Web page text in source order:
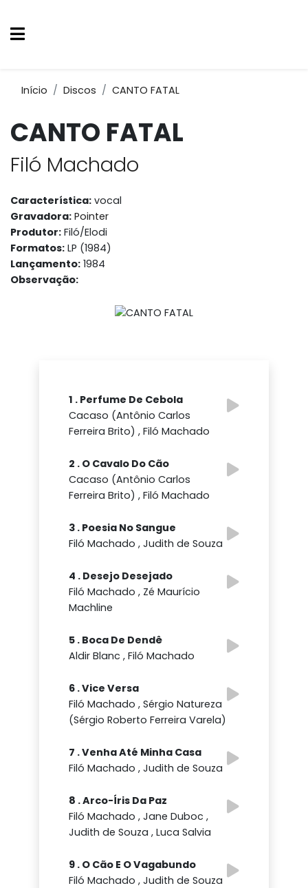
Início Discos CANTO FATAL
CANTO FATAL
Filó Machado
Característica: vocal
Gravadora: Pointer
Produtor: Filó/Elodi
Formatos: LP (1984)
Lançamento: 1984
Observação:
1 . Perfume De Cebola
Cacaso (Antônio Carlos
Ferreira Brito) , Filó Machado
2 . O Cavalo Do Cão
Cacaso (Antônio Carlos
Ferreira Brito) , Filó Machado
3 . Poesia No Sangue
Filó Machado , Judith de Souza
4 . Desejo Desejado
Filó Machado , Zé Maurício
Machline
5 . Boca De Dendê
Aldir Blanc , Filó Machado
6 . Vice Versa
Filó Machado , Sérgio Natureza
(Sérgio Roberto Ferreira Varela)
7 . Venha Até Minha Casa
Filó Machado , Judith de Souza
8 . Arco-Íris Da Paz
Filó Machado , Jane Duboc ,
Judith de Souza , Luca Salvia
9 . O Cão E O Vagabundo
Filó Machado , Judith de Souza